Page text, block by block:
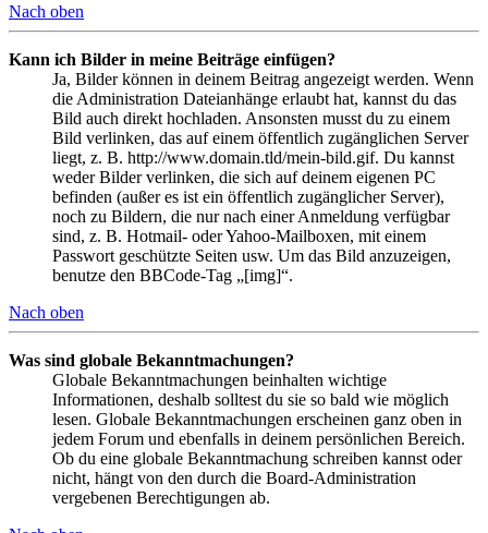
Nach oben
Kann ich Bilder in meine Beiträge einfügen?
Ja, Bilder können in deinem Beitrag angezeigt werden. Wenn
die Administration Dateianhänge erlaubt hat, kannst du das
Bild auch direkt hochladen. Ansonsten musst du zu einem
Bild verlinken, das auf einem öffentlich zugänglichen Server
liegt, z. B. http://www.domain.tld/mein-bild.gif. Du kannst
weder Bilder verlinken, die sich auf deinem eigenen PC
befinden (außer es ist ein öffentlich zugänglicher Server),
noch zu Bildern, die nur nach einer Anmeldung verfügbar
sind, z. B. Hotmail- oder Yahoo-Mailboxen, mit einem
Passwort geschützte Seiten usw. Um das Bild anzuzeigen,
benutze den BBCode-Tag „[img]“.
Nach oben
Was sind globale Bekanntmachungen?
Globale Bekanntmachungen beinhalten wichtige
Informationen, deshalb solltest du sie so bald wie möglich
lesen. Globale Bekanntmachungen erscheinen ganz oben in
jedem Forum und ebenfalls in deinem persönlichen Bereich.
Ob du eine globale Bekanntmachung schreiben kannst oder
nicht, hängt von den durch die Board-Administration
vergebenen Berechtigungen ab.